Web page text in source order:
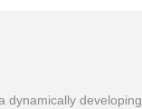
dynamically developing